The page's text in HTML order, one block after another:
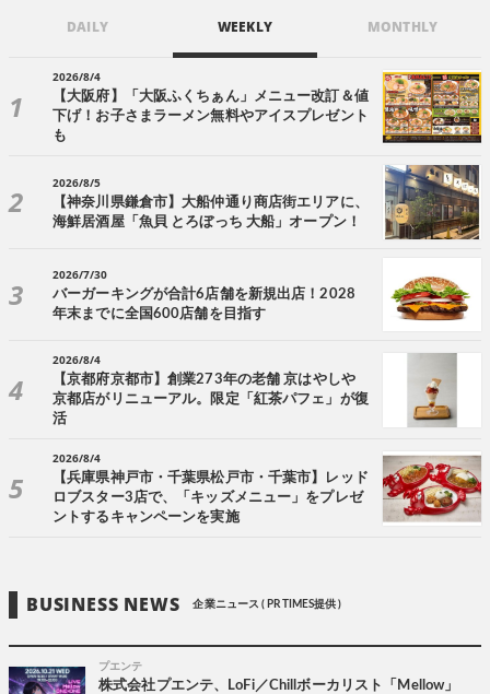
DAILY WEEKLY MONTHLY
2026/8/4
【大阪府】「大阪ふくちぁん」メニュー改訂＆値
下げ！お子さまラーメン無料やアイスプレゼント
も
2026/8/5
【神奈川県鎌倉市】大船仲通り商店街エリアに、
海鮮居酒屋「魚貝 とろぼっち 大船」オープン！
2026/7/30
バーガーキングが合計6店舗を新規出店！2028
年末までに全国600店舗を目指す
2026/8/4
【京都府京都市】創業273年の老舗 京はやしや
京都店がリニューアル。限定「紅茶パフェ」が復
活
2026/8/4
【兵庫県神戸市・千葉県松戸市・千葉市】レッド
ロブスター3店で、「キッズメニュー」をプレゼ
ントするキャンペーンを実施
BUSINESS NEWS 企業ニュース ( PR TIMES提供 )
プエンテ
株式会社プエンテ、LoFi／Chillボーカリスト「Mellow」